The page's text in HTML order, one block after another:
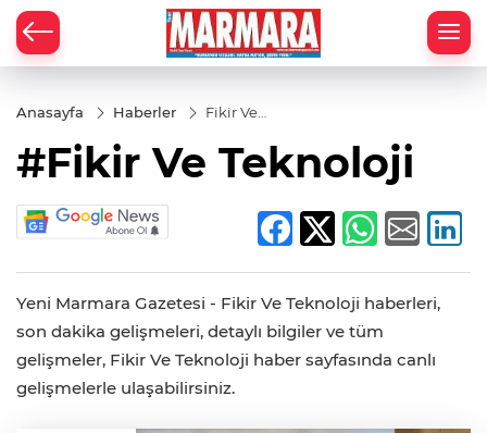
Anasayfa Haberler
Fikir Ve
#Fikir Ve Teknoloji
Yeni Marmara Gazetesi - Fikir Ve Teknoloji haberleri,
son dakika gelişmeleri, detaylı bilgiler ve tüm
gelişmeler, Fikir Ve Teknoloji haber sayfasında canlı
gelişmelerle ulaşabilirsiniz.